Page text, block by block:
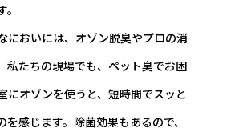
においには、オゾン脱臭やプロの消
私たちの現場でも、ペット臭でお困
にオゾンを使うと、短時間でスッと
感じます。除菌効果もあるので、